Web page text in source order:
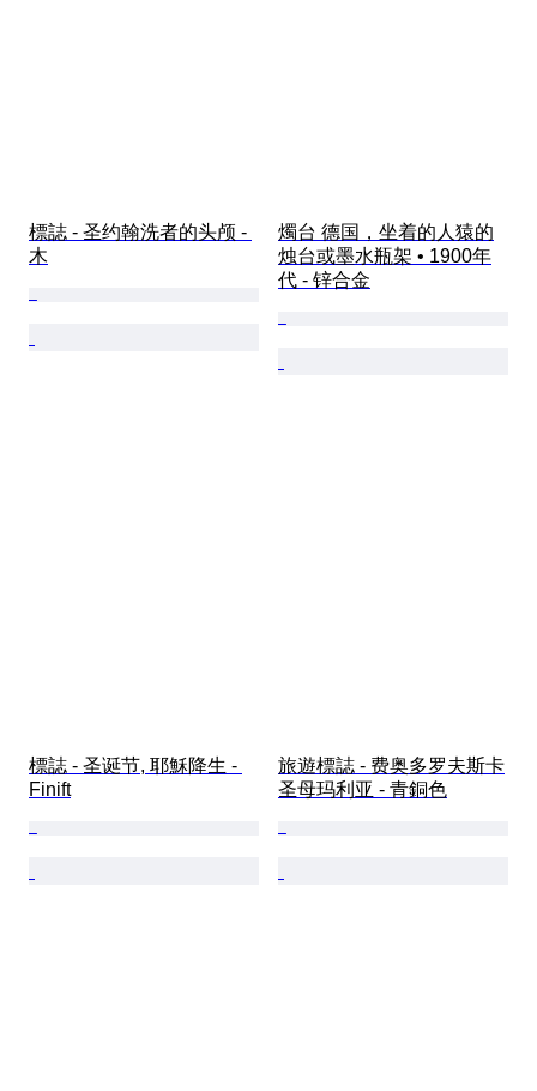
標誌 - 圣约翰洗者的头颅 -
木
燭台 德国，坐着的人猿的
烛台或墨水瓶架 • 1900年
代 - 锌合金
標誌 - 圣诞节, 耶穌降生 -
Finift
旅遊標誌 - 费奥多罗夫斯卡
圣母玛利亚 - 青銅色